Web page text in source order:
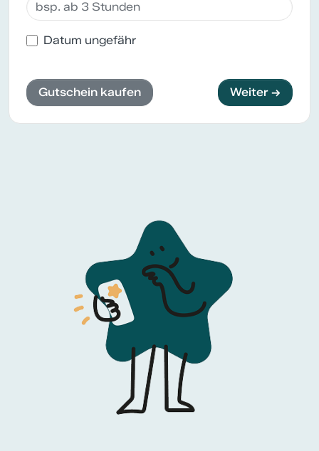
Datum ungefähr
Gutschein kaufen Weiter →